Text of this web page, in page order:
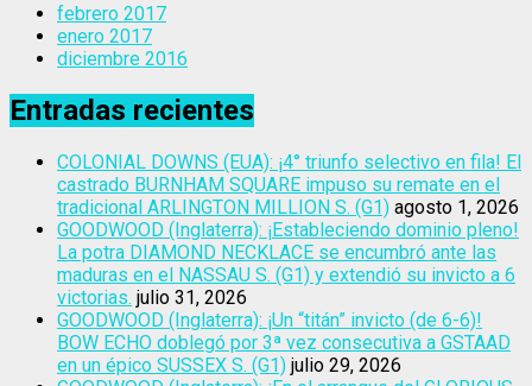
febrero 2017
enero 2017
diciembre 2016
Entradas recientes
COLONIAL DOWNS (EUA): ¡4° triunfo selectivo en fila! El
castrado BURNHAM SQUARE impuso su remate en el
tradicional ARLINGTON MILLION S. (G1) agosto 1, 2026
GOODWOOD (Inglaterra): ¡Estableciendo dominio pleno!
La potra DIAMOND NECKLACE se encumbró ante las
maduras en el NASSAU S. (G1) y extendió su invicto a 6
victorias. julio 31, 2026
GOODWOOD (Inglaterra): ¡Un “titán” invicto (de 6-6)!
BOW ECHO doblegó por 3ª vez consecutiva a GSTAAD
en un épico SUSSEX S. (G1) julio 29, 2026